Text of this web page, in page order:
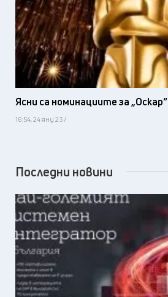
Ясни са номинациите за „Оскар“
16:54, 24 яну 23 /
Последни новини